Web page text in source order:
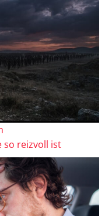
so reizvoll ist